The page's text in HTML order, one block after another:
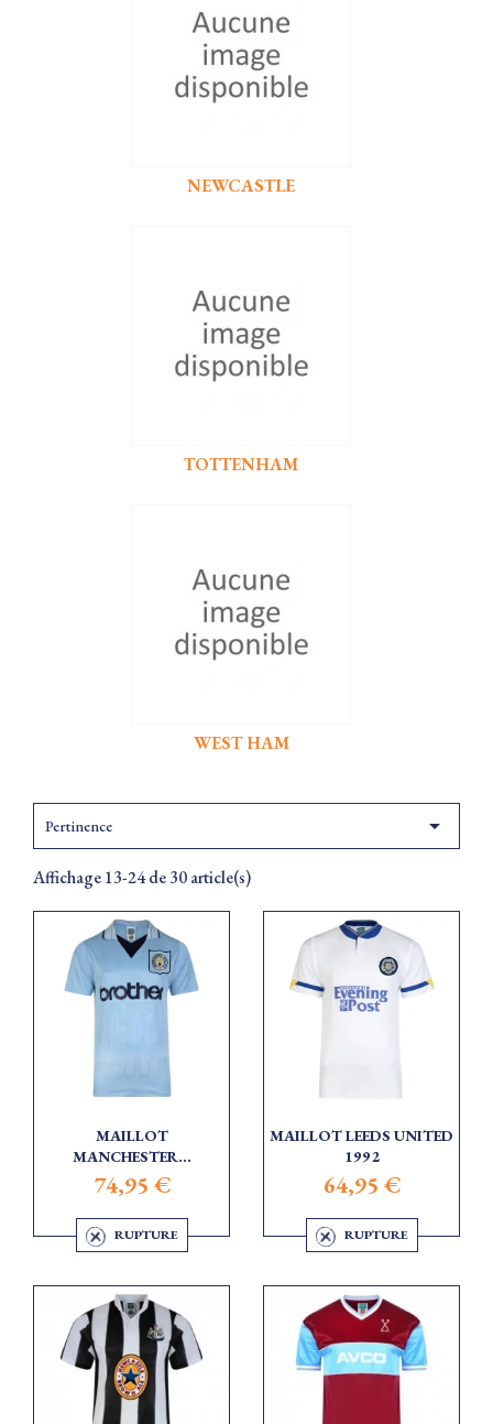
NEWCASTLE
TOTTENHAM
WEST HAM
Pertinence 
Affichage 13-24 de 30 article(s)
MAILLOT
MANCHESTER...
74,95 €
RUPTURE
MAILLOT LEEDS UNITED
1992
64,95 €
RUPTURE